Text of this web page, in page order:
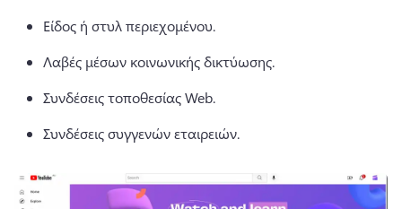
Είδος ή στυλ περιεχομένου.
Λαβές μέσων κοινωνικής δικτύωσης.
Συνδέσεις τοποθεσίας Web.
Συνδέσεις συγγενών εταιρειών.